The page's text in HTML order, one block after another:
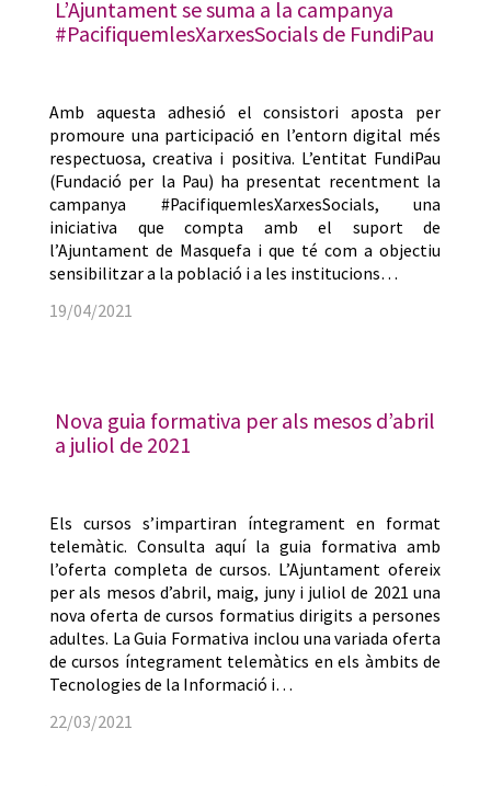
L’Ajuntament se suma a la campanya
#PacifiquemlesXarxesSocials de FundiPau
Amb aquesta adhesió el consistori aposta per
promoure una participació en l’entorn digital més
respectuosa, creativa i positiva. L’entitat FundiPau
(Fundació per la Pau) ha presentat recentment la
campanya #PacifiquemlesXarxesSocials, una
iniciativa que compta amb el suport de
l’Ajuntament de Masquefa i que té com a objectiu
sensibilitzar a la població i a les institucions…
19/04/2021
Nova guia formativa per als mesos d’abril
a juliol de 2021
Els cursos s’impartiran íntegrament en format
telemàtic. Consulta aquí la guia formativa amb
l’oferta completa de cursos. L’Ajuntament ofereix
per als mesos d’abril, maig, juny i juliol de 2021 una
nova oferta de cursos formatius dirigits a persones
adultes. La Guia Formativa inclou una variada oferta
de cursos íntegrament telemàtics en els àmbits de
Tecnologies de la Informació i…
22/03/2021